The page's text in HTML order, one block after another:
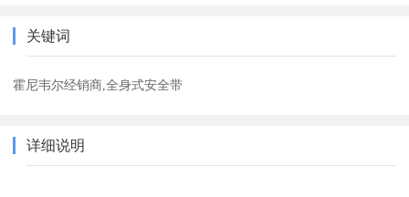
关键词
霍尼韦尔经销商,全身式安全带
详细说明